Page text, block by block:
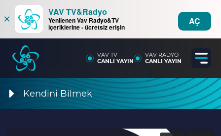
×
VAV TV&Radyo
Yenilenen Vav Radyo&TV
içeriklerine - ücretsiz erişin
AÇ
VAV TV
CANLI YAYIN
VAV RADYO
CANLI YAYIN
Kendini Bilmek